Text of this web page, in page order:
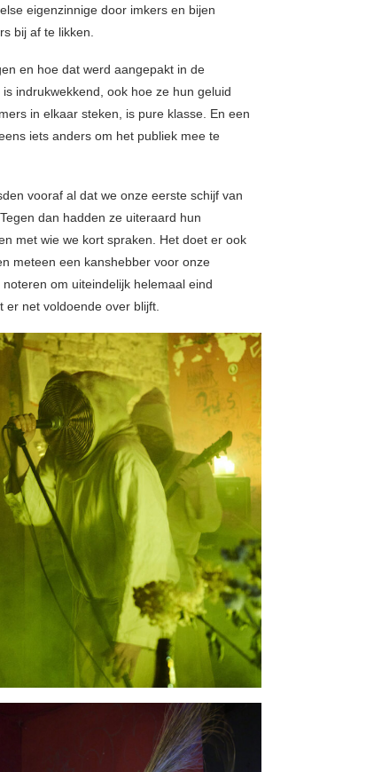
eigenzinnige door imkers en bijen
bij af te likken.
en hoe dat werd aangepakt in de
indrukwekkend, ook hoe ze hun geluid
in elkaar steken, is pure klasse. En een
iets anders om het publiek mee te
vooraf al dat we onze eerste schijf van
dan hadden ze uiteraard hun
met wie we kort spraken. Het doet er ook
meteen een kanshebber voor onze
om uiteindelijk helemaal eind
net voldoende over blijft.